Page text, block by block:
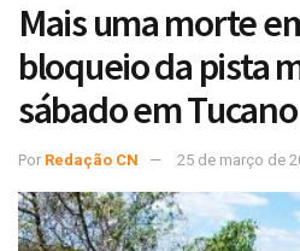
Mais uma morte
bloqueio da pista
sábado em Tucano
Por Redação CN 25 de março de